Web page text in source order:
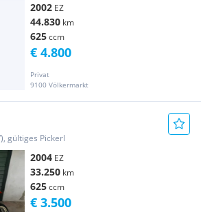
2002 EZ
44.830 km
625ccm
Privat
9100 Völkermarkt
€ 4.800
gültiges Pickerl
2004 EZ
33.250 km
625ccm
€ 3.500